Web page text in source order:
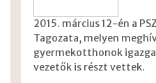
2015. március 12-én a
Tagozata, melyen
gyermekotthonok
vezetők is részt vettek.